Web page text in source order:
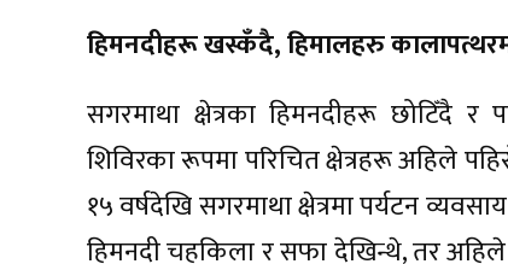
हिमनदीहरू खस्कँदै, हिमालहरु
सगरमाथा क्षेत्रका हिमनदीहरू छोटिँदै
शिविरका रूपमा परिचित क्षेत्रहरू अहिले
१५ वर्षदेखि सगरमाथा क्षेत्रमा पर्यटन
हिमनदी चहकिला र सफा देखिन्थे, तर